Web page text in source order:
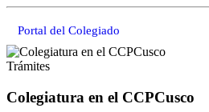
Portal del Colegiado
Trámites
Colegiatura en el CCPCusco